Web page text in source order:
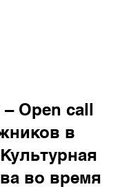
– Open call
в
во время